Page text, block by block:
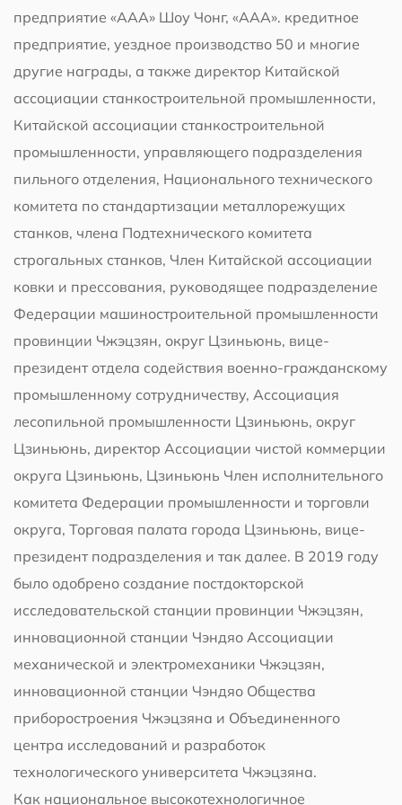
предприятие «ААА» Шоу Чонг, «ААА». кредитное
предприятие, уездное производство 50 и многие
другие награды, а также директор Китайской
ассоциации станкостроительной промышленности,
Китайской ассоциации станкостроительной
промышленности, управляющего подразделения
пильного отделения, Национального технического
комитета по стандартизации металлорежущих
станков, члена Подтехнического комитета
строгальных станков, Член Китайской ассоциации
ковки и прессования, руководящее подразделение
Федерации машиностроительной промышленности
провинции Чжэцзян, округ Цзиньюнь, вице-
президент отдела содействия военно-гражданскому
промышленному сотрудничеству, Ассоциация
лесопильной промышленности Цзиньюнь, округ
Цзиньюнь, директор Ассоциации чистой коммерции
округа Цзиньюнь, Цзиньюнь Член исполнительного
комитета Федерации промышленности и торговли
округа, Торговая палата города Цзиньюнь, вице-
президент подразделения и так далее. В 2019 году
было одобрено создание постдокторской
исследовательской станции провинции Чжэцзян,
инновационной станции Чэндяо Ассоциации
механической и электромеханики Чжэцзян,
инновационной станции Чэндяо Общества
приборостроения Чжэцзяна и Объединенного
центра исследований и разработок
технологического университета Чжэцзяна.
Как национальное высокотехнологичное